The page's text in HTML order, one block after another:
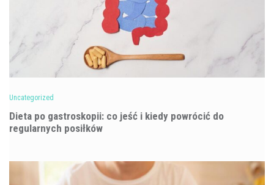
Uncategorized
Dieta po gastroskopii: co jeść i kiedy powrócić do
regularnych posiłków